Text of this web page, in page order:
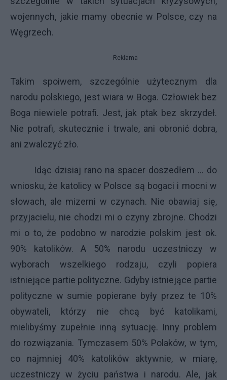
wojennych, jakie mamy obecnie w Polsce, czy na
Węgrzech.
Reklama
Takim spoiwem, szczególnie użytecznym dla
narodu polskiego, jest wiara w Boga. Człowiek bez
Boga niewiele potrafi. Jest, jak ptak bez skrzydeł.
Nie potrafi, skutecznie i trwale, ani obronić dobra,
ani zwalczyć zło.
Idąc dzisiaj rano na spacer doszedłem … do
wniosku, że katolicy w Polsce są bogaci i mocni w
słowach, ale mizerni w czynach. Nie obawiaj się,
przyjacielu, nie chodzi mi o czyny zbrojne. Chodzi
mi o to, że podobno w narodzie polskim jest ok.
90% katolików. A 50% narodu uczestniczy w
wyborach wszelkiego rodzaju, czyli popiera
istniejące partie polityczne. Gdyby istniejące partie
polityczne w sumie popierane były przez te 10%
obywateli, którzy nie chcą być katolikami,
mielibyśmy zupełnie inną sytuację. Inny problem
do rozwiązania. Tymczasem 50% Polaków, w tym,
co najmniej 40% katolików aktywnie, w miarę,
uczestniczy w życiu państwa i narodu. Ale, jak